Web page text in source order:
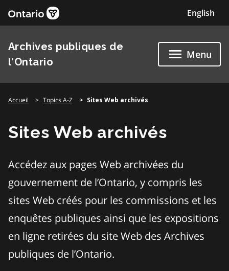
English
Archives publiques de
l’Ontario
Menu
Accueil Topics A-Z Sites Web archivés
Sites Web archivés
Accédez aux pages Web archivées du
gouvernement de l’Ontario, y compris les
sites Web créés pour les commissions et les
enquêtes publiques ainsi que les expositions
en ligne retirées du site Web des Archives
publiques de l’Ontario.